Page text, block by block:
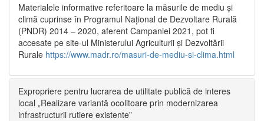
Materialele informative referitoare la măsurile de mediu și
climă cuprinse în Programul Național de Dezvoltare Rurală
(PNDR) 2014 – 2020, aferent Campaniei 2021, pot fi
accesate pe site-ul Ministerului Agriculturii și Dezvoltării
Rurale https://www.madr.ro/masuri-de-mediu-si-clima.html
Expropriere pentru lucrarea de utilitate publică de interes
local „Realizare variantă ocolitoare prin modernizarea
infrastructurii rutiere existente”